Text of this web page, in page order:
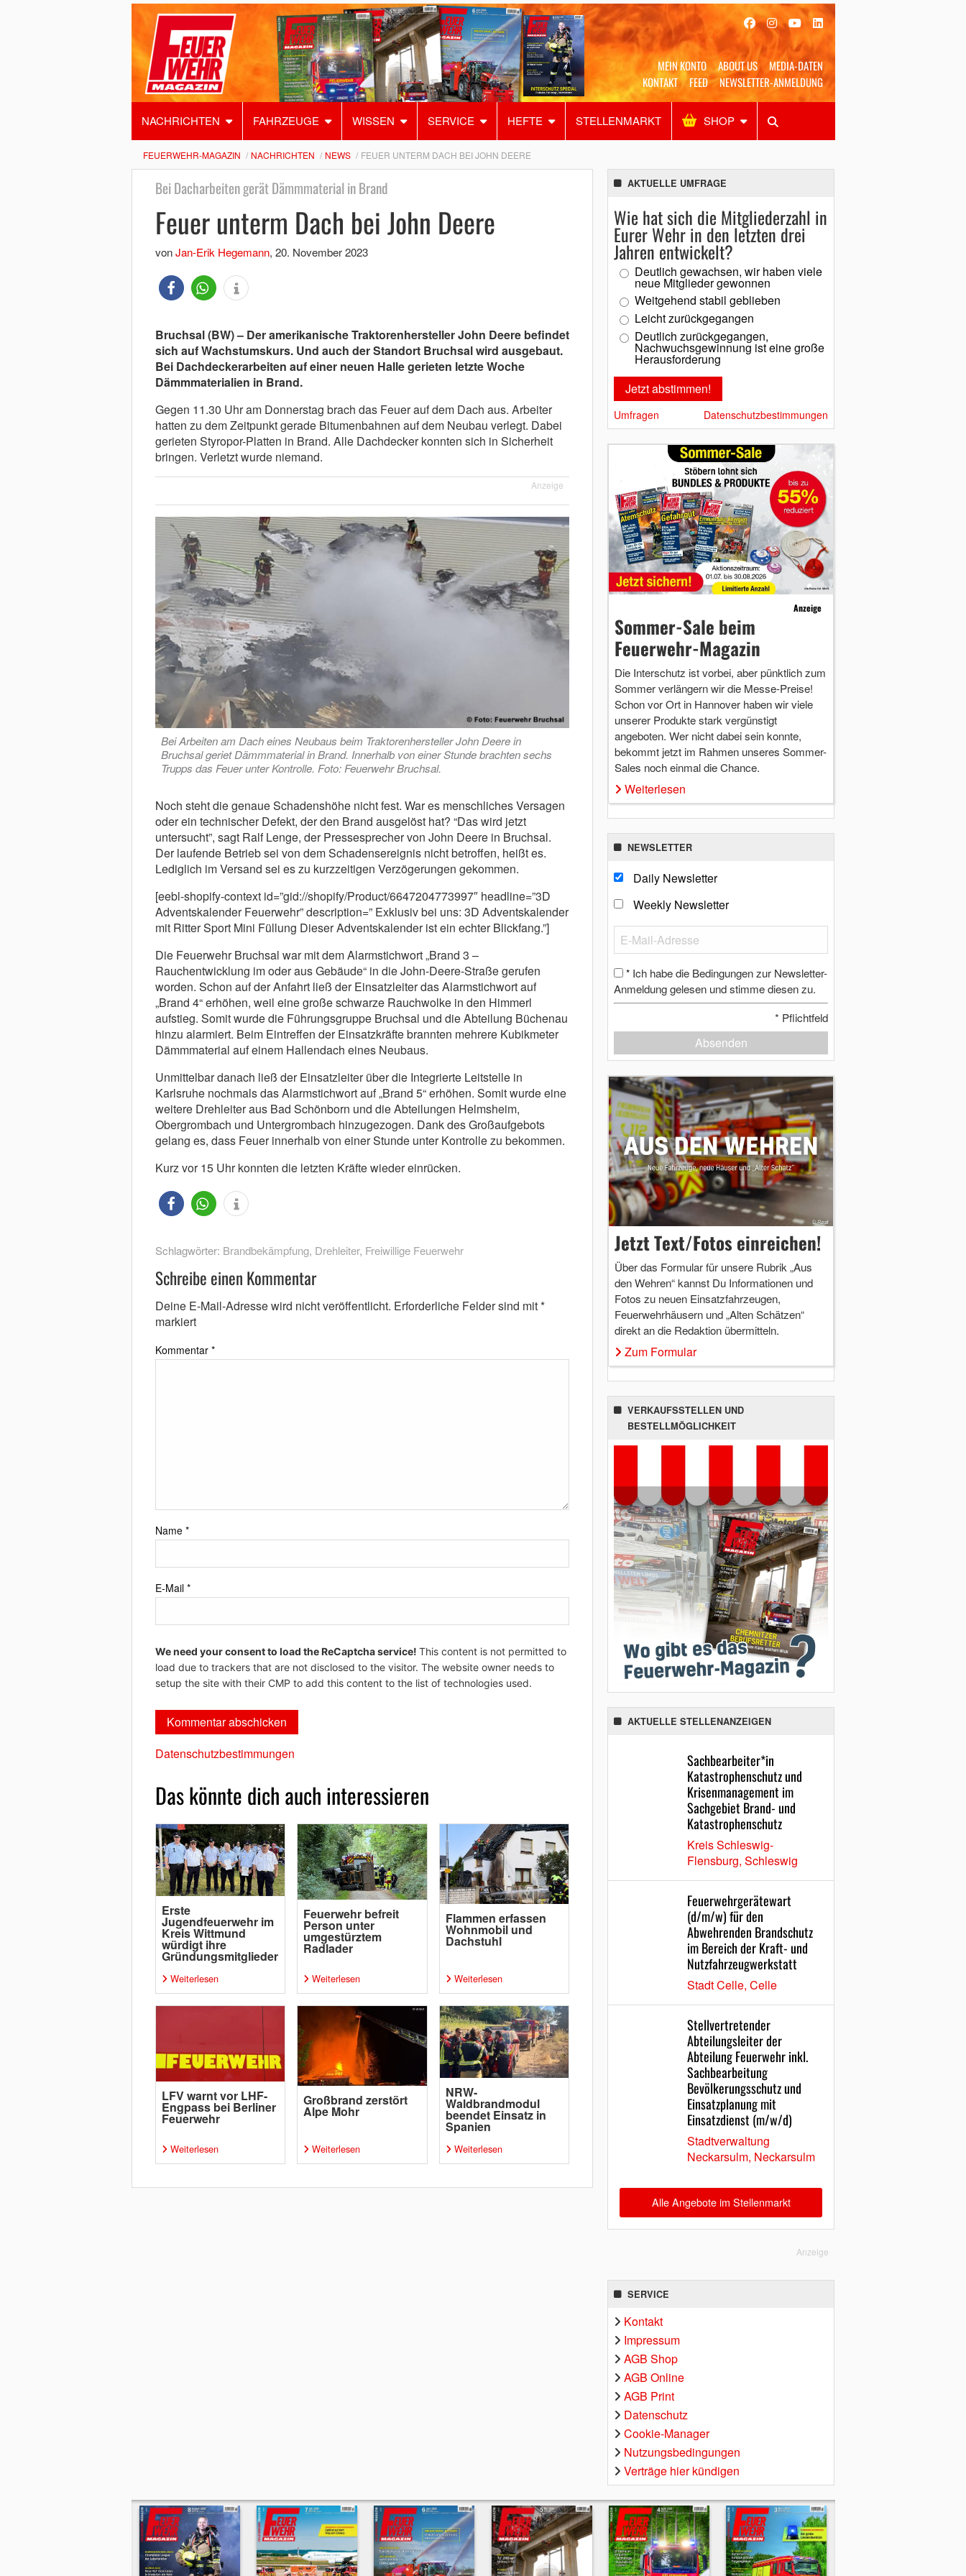
MEIN KONTO ABOUT US
MEDIA-DATEN
KONTAKT
FEED NEWSLETTER-ANMELDUNG
NACHRICHTEN FAHRZEUGE WISSEN SERVICE HEFTE STELLENMARKT SHOP
Alles Shop SUCHEN
FEUERWEHR-MAGAZIN NACHRICHTEN NEWS FEUER UNTERM DACH BEI JOHN DEERE
Bei Dacharbeiten gerät Dämmmaterial in Brand
Feuer unterm Dach bei John Deere
vonJan-Erik Hegemann, 20. November 2023
Bruchsal (BW) – Der amerikanische Traktorenhersteller John Deere befindet
sich auf Wachstumskurs. Und auch der Standort Bruchsal wird ausgebaut.
Bei Dachdeckerarbeiten auf einer neuen Halle gerieten letzte Woche
Dämmmaterialien in Brand.
Gegen 11.30 Uhr am Donnerstag brach das Feuer auf dem Dach aus. Arbeiter
hatten zu dem Zeitpunkt gerade Bitumenbahnen auf dem Neubau verlegt. Dabei
gerieten Styropor-Platten in Brand. Alle Dachdecker konnten sich in Sicherheit
bringen. Verletzt wurde niemand.
Anzeige
Bei Arbeiten am Dach eines Neubaus beim Traktorenhersteller John Deere in
Bruchsal geriet Dämmmaterial in Brand. Innerhalb von einer Stunde brachten sechs
Trupps das Feuer unter Kontrolle. Foto: Feuerwehr Bruchsal.
Noch steht die genaue Schadenshöhe nicht fest. War es menschliches Versagen
oder ein technischer Defekt, der den Brand ausgelöst hat? “Das wird jetzt
untersucht”, sagt Ralf Lenge, der Pressesprecher von John Deere in Bruchsal.
Der laufende Betrieb sei von dem Schadensereignis nicht betroffen, heißt es.
Lediglich im Versand sei es zu kurzzeitigen Verzögerungen gekommen.
[eebl-shopify-context id=”gid://shopify/Product/6647204773997″ headline=”3D
Adventskalender Feuerwehr” description=” Exklusiv bei uns: 3D Adventskalender
mit Ritter Sport Mini Füllung Dieser Adventskalender ist ein echter Blickfang.”]
Die Feuerwehr Bruchsal war mit dem Alarmstichwort „Brand 3 –
Rauchentwicklung im oder aus Gebäude“ in die John-Deere-Straße gerufen
worden. Schon auf der Anfahrt ließ der Einsatzleiter das Alarmstichwort auf
„Brand 4“ erhöhen, weil eine große schwarze Rauchwolke in den Himmerl
aufstieg. Somit wurde die Führungsgruppe Bruchsal und die Abteilung Büchenau
hinzu alarmiert. Beim Eintreffen der Einsatzkräfte brannten mehrere Kubikmeter
Dämmmaterial auf einem Hallendach eines Neubaus.
Unmittelbar danach ließ der Einsatzleiter über die Integrierte Leitstelle in
Karlsruhe nochmals das Alarmstichwort auf „Brand 5“ erhöhen. Somit wurde eine
weitere Drehleiter aus Bad Schönborn und die Abteilungen Helmsheim,
Obergrombach und Untergrombach hinzugezogen. Dank des Großaufgebots
gelang es, dass Feuer innerhalb von einer Stunde unter Kontrolle zu bekommen.
Kurz vor 15 Uhr konnten die letzten Kräfte wieder einrücken.
Schlagwörter: Brandbekämpfung, Drehleiter, Freiwillige Feuerwehr
Schreibe einen Kommentar
Deine E-Mail-Adresse wird nicht veröffentlicht. Erforderliche Felder sind mit*
markiert
Kommentar *
Name *
E-Mail *
We need your consent to load the ReCaptcha service! This content is not permitted to
load due to trackers that are not disclosed to the visitor. The website owner needs to
setup the site with their CMP to add this content to the list of technologies used.
Datenschutzbestimmungen
Das könnte dich auch interessieren
Erste
Jugendfeuerwehr im
Kreis Wittmund
würdigt ihre
Gründungsmitglieder
Weiterlesen
Feuerwehr befreit
Person unter
umgestürztem
Radlader
Weiterlesen
Flammen erfassen
Wohnmobil und
Dachstuhl
Weiterlesen
LFV warnt vor LHF-
Engpass bei Berliner
Feuerwehr
Weiterlesen
Großbrand zerstört
Alpe Mohr
Weiterlesen
NRW-
Waldbrandmodul
beendet Einsatz in
Spanien
Weiterlesen
AKTUELLE UMFRAGE
Wie hat sich die Mitgliederzahl in
Eurer Wehr in den letzten drei
Jahren entwickelt?
Deutlich gewachsen, wir haben viele
neue Mitglieder gewonnen
Weitgehend stabil geblieben
Leicht zurückgegangen
Deutlich zurückgegangen,
Nachwuchsgewinnung ist eine große
Herausforderung
Umfragen Datenschutzbestimmungen
Anzeige
Sommer-Sale beim
Feuerwehr-Magazin
Die Interschutz ist vorbei, aber pünktlich zum
Sommer verlängern wir die Messe-Preise!
Schon vor Ort in Hannover haben wir viele
unserer Produkte stark vergünstigt
angeboten. Wer nicht dabei sein konnte,
bekommt jetzt im Rahmen unseres Sommer-
Sales noch einmal die Chance.
Weiterlesen
NEWSLETTER
Daily Newsletter
Weekly Newsletter
* Ich habe die Bedingungen zur Newsletter-
Anmeldung gelesen und stimme diesen zu.
* Pflichtfeld
Absenden
Jetzt Text/Fotos einreichen!
Über das Formular für unsere Rubrik „Aus
den Wehren“ kannst Du Informationen und
Fotos zu neuen Einsatzfahrzeugen,
Feuerwehrhäusern und „Alten Schätzen“
direkt an die Redaktion übermitteln.
Zum Formular
VERKAUFSSTELLEN UND
BESTELLMÖGLICHKEIT
AKTUELLE STELLENANZEIGEN
Sachbearbeiter*in
Katastrophenschutz und
Krisenmanagement im
Sachgebiet Brand- und
Katastrophenschutz
Kreis Schleswig-
Flensburg, Schleswig
Feuerwehrgerätewart
(d/m/w) für den
Abwehrenden Brandschutz
im Bereich der Kraft- und
Nutzfahrzeugwerkstatt
Stadt Celle, Celle
Stellvertretender
Abteilungsleiter der
Abteilung Feuerwehr inkl.
Sachbearbeitung
Bevölkerungsschutz und
Einsatzplanung mit
Einsatzdienst (m/w/d)
Stadtverwaltung
Neckarsulm, Neckarsulm
Alle Angebote im Stellenmarkt
Anzeige
SERVICE
Kontakt
Impressum
AGB Shop
AGB Online
AGB Print
Datenschutz
Cookie-Manager
Nutzungsbedingungen
Verträge hier kündigen